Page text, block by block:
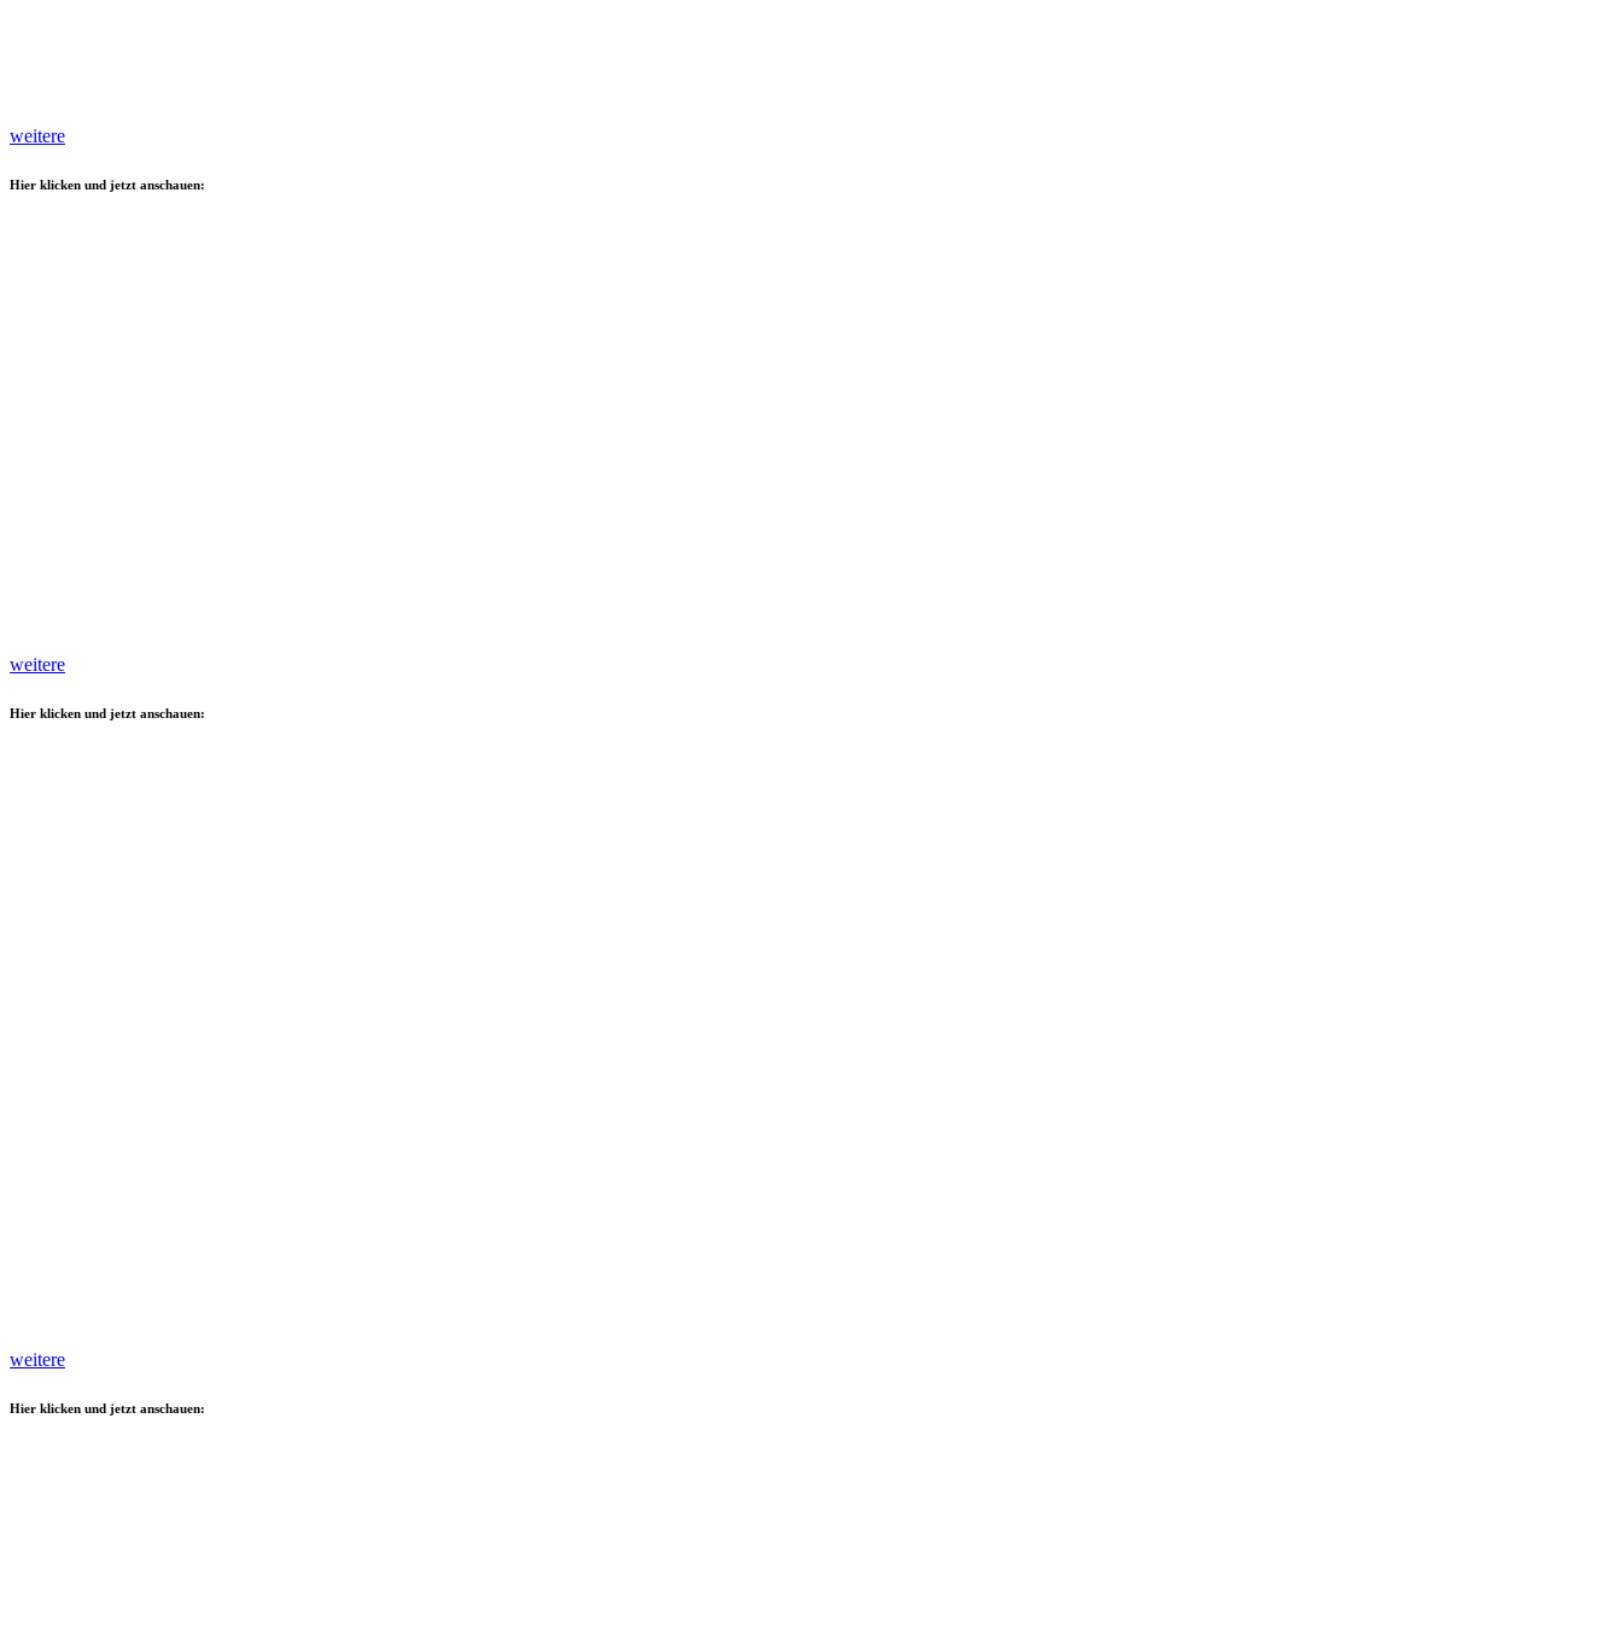
weitere
Hier klicken und jetzt anschauen:
weitere
Hier klicken und jetzt anschauen:
weitere
Hier klicken und jetzt anschauen: